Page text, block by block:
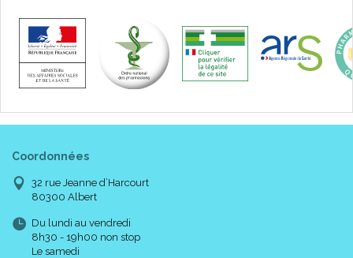
Coordonnées
32 rue Jeanne d’Harcourt
80300 Albert
Du lundi au vendredi
8h30 - 19h00 non stop
Le samedi